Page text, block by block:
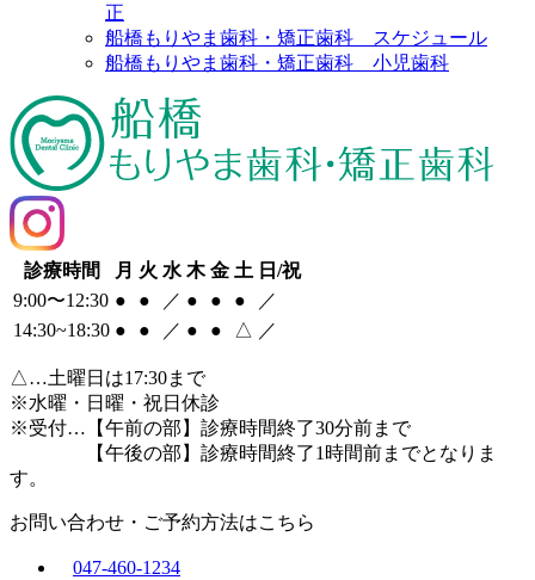
正
船橋もりやま歯科・矯正歯科 スケジュール
船橋もりやま歯科・矯正歯科 小児歯科
診療時間 月 火 水 木 金 土 日/祝
9:00〜12:30 ● ● ／ ● ● ●
／
14:30~18:30 ● ● ／ ● ● △ ／
△…土曜日は17:30まで
※水曜・日曜・祝日休診
※受付…【午前の部】診療時間終了30分前まで
【午後の部】診療時間終了1時間前までとなりま
す。
お問い合わせ・ご予約方法はこちら
047-460-1234